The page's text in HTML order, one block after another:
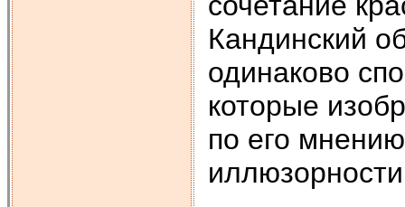
Кандинский
одинаково
которые
по его